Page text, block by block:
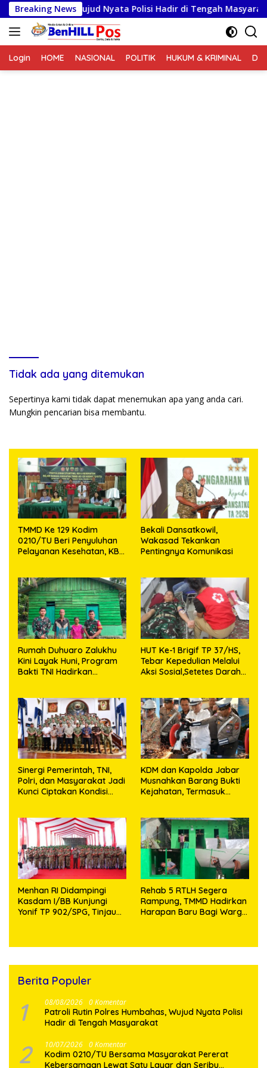
Langsung
ke
konten
Breaking NewsWujud Nyata Polisi Hadir di Tengah Masyarakat
Login HOME NASIONAL POLITIK HUKUM & KRIMINAL
Tidak ada yang ditemukan
Sepertinya kami tidak dapat menemukan apa yang anda cari.
Mungkin pencarian bisa membantu.
TMMD Ke 129 Kodim
0210/TU Beri Penyuluhan
Pelayanan Kesehatan, KB
Bekali Dansatkowil,
Wakasad Tekankan
Pentingnya Komunikasi
Rumah Duhuaro Zalukhu
Kini Layak Huni, Program
Bakti TNI Hadirkan
HUT Ke-1 Brigif TP 37/HS,
Tebar Kepedulian Melalui
Aksi Sosial,Setetes Darah
Sinergi Pemerintah, TNI,
Polri, dan Masyarakat Jadi
Kunci Ciptakan Kondisi
KDM dan Kapolda Jabar
Musnahkan Barang Bukti
Kejahatan, Termasuk
Menhan RI Didampingi
Kasdam I/BB Kunjungi
Yonif TP 902/SPG, Tinjau
Rehab 5 RTLH Segera
Rampung, TMMD Hadirkan
Harapan Baru Bagi Warga
Berita Populer
1 08/08/2026 0 Komentar
Patroli Rutin Polres Humbahas, Wujud Nyata Polisi
Hadir di Tengah Masyarakat
2 10/07/2026 0 Komentar
Kodim 0210/TU Bersama Masyarakat Pererat
Kebersamaan Lewat Satu Layar dan Seribu